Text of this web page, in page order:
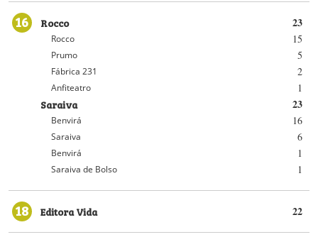
16 23
Rocco
15
Rocco
5
Prumo
2
Fábrica 231
1
Anfiteatro
23
Saraiva
16
Benvirá
6
Saraiva
1
Benvirá
1
Saraiva de Bolso
18 22
Editora Vida